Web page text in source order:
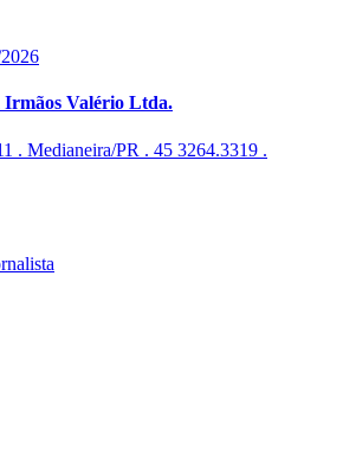
Valério Ltda.
. Medianeira/PR . 45 3264.3319 .